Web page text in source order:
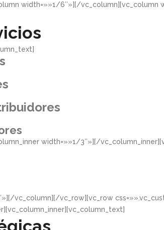
width=»»1/6″»][/vc_column][vc_column
width=»»1/3″»][/
vc_column][/vc_row][vc_row